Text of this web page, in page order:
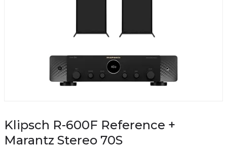
Klipsch R-600F Reference +
Marantz Stereo 70S